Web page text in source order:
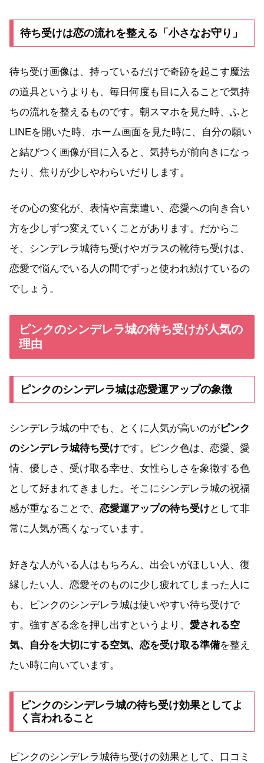
待ち受けは恋の流れを整える「小さなお守り」
待ち受け画像は、持っているだけで奇跡を起こす魔法
の道具というよりも、毎日何度も目に入ることで気持
ちの流れを整えるものです。朝スマホを見た時、ふと
LINEを開いた時、ホーム画面を見た時に、自分の願い
と結びつく画像が目に入ると、気持ちが前向きになっ
たり、焦りが少しやわらいだりします。
その心の変化が、表情や言葉遣い、恋愛への向き合い
方を少しずつ変えていくことがあります。だからこ
そ、シンデレラ城待ち受けやガラスの靴待ち受けは、
恋愛で悩んでいる人の間でずっと使われ続けているの
でしょう。
ピンクのシンデレラ城の待ち受けが人気の
理由
ピンクのシンデレラ城は恋愛運アップの象徴
シンデレラ城の中でも、とくに人気が高いのがピンク
のシンデレラ城待ち受けです。ピンク色は、恋愛、愛
情、優しさ、受け取る幸せ、女性らしさを象徴する色
として好まれてきました。そこにシンデレラ城の祝福
感が重なることで、 恋愛運アップの待ち受けとして非
常に人気が高くなっています。
好きな人がいる人はもちろん、出会いがほしい人、復
縁したい人、恋愛そのものに少し疲れてしまった人に
も、ピンクのシンデレラ城は使いやすい待ち受けで
す。強すぎる念を押し出すというより、 愛される空
気、自分を大切にする空気、恋を受け取る準備を整え
たい時に向いています。
ピンクのシンデレラ城の待ち受け効果としてよ
く言われること
ピンクのシンデレラ城待ち受けの効果として、口コミ